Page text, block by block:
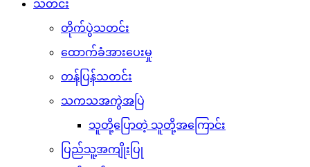
သတင်း
တိုက်ပွဲသတင်း
ထောက်ခံအားပေးမှု
တန်ပြန်သတင်း
သကသအကွဲအပြဲ
သူတို့ပြောတဲ့ သူတို့အကြောင်း
ပြည်သူ့အကျိုးပြု